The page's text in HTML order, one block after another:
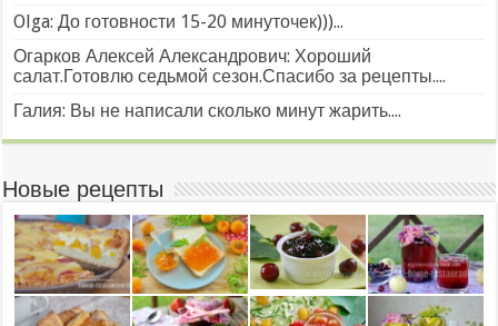
Olga: До готовности 15-20 минуточек)))...
Огарков Алексей Александрович: Хороший
салат.Готовлю седьмой сезон.Спасибо за рецепты....
Галия: Вы не написали сколько минут жарить....
Новые рецепты